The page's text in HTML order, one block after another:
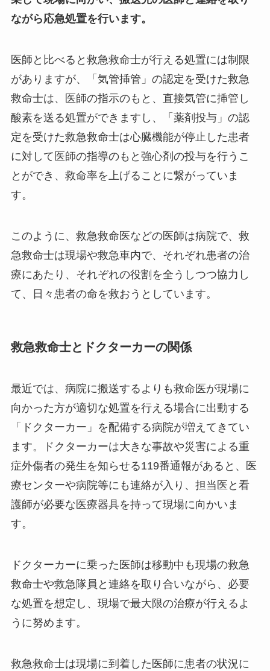
ながら応急処置を行います。
医師と比べると救急救命士が行える処置には制限
がありますが、「気管挿管」の認定を受けた救急
救命士は、医師の指示のもと、直接気管に挿管し
酸素を送る処置ができますし、「薬剤投与」の認
定を受けた救急救命士は心臓機能が停止した患者
に対して医師の指導のもと強心剤の投与を行うこ
とができ、救命率を上げることに繋がっていま
す。
このように、救急救命医などの医師は病院で、救
急救命士は現場や救急車内で、それぞれ患者の治
療にあたり、それぞれの役割を全うしつつ協力し
て、日々患者の命を救おうとしています。
救急救命士とドクターカーの関係
最近では、病院に搬送するよりも救命医が現場に
向かった方が適切な処置を行える場合に出動する
「ドクターカー」を配備する病院が増えてきてい
ます。ドクターカーは大きな事故や災害による重
症外傷者の発生を知らせる119番通報があると、医
療センターや病院等にも連絡が入り、担当医と看
護師が必要な医療器具を持って現場に向かいま
す。
ドクターカーに乗った医師は移動中も現場の救急
救命士や救急隊員と連絡を取り合いながら、必要
な処置を想定し、現場で最大限の治療が行えるよ
うに努めます。
救急救命士は現場に到着した医師に患者の状況に